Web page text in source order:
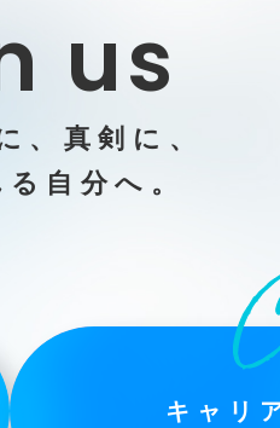
us
、真剣に、
自分へ。
キャリ